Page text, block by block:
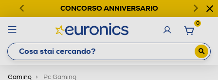
CONCORSO ANNIVERSARIO
0
Gaming Pc Gaming